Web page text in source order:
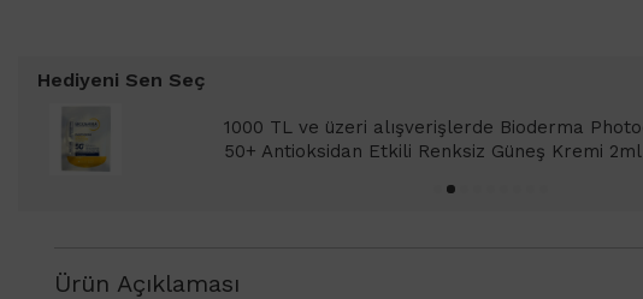
Hediyeni Sen Seç
1000 TL ve üzeri alışverişlerde Bioderma Photoderm
50+ Antioksidan Etkili Renksiz Güneş Kremi 2ml Hediye!
Ürün Açıklaması